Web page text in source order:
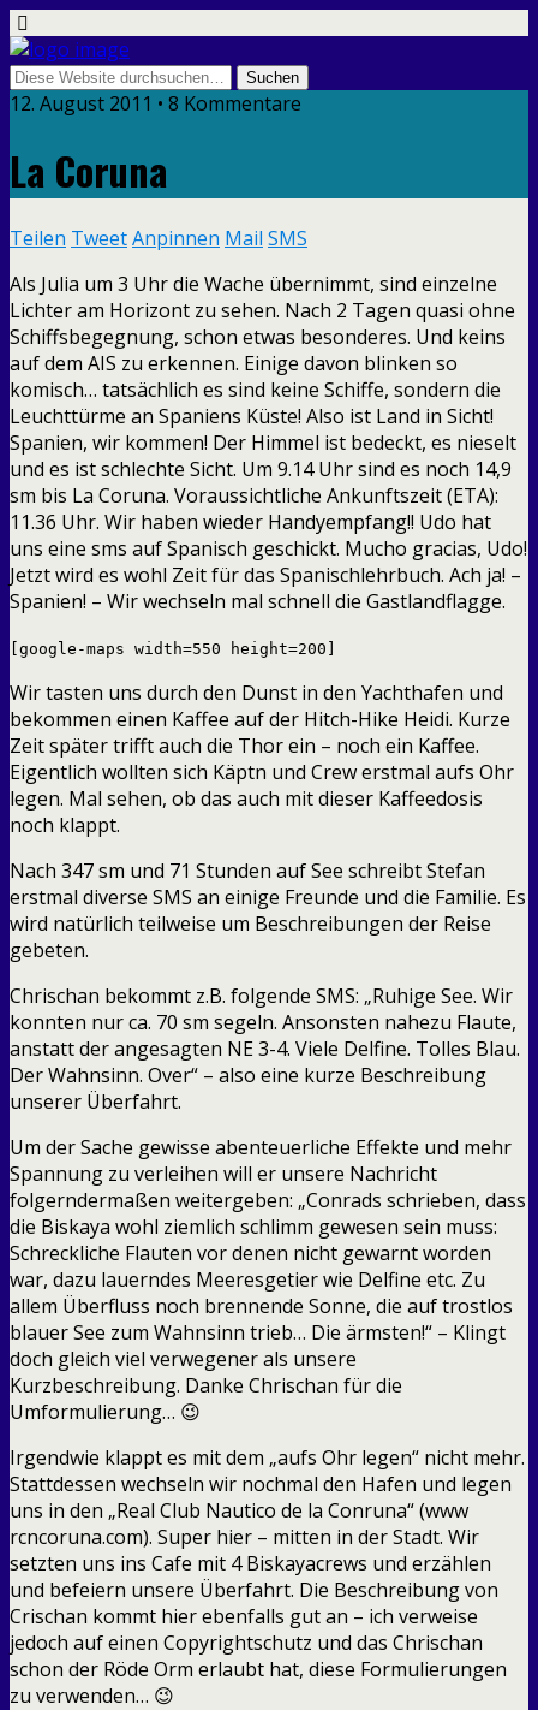
12. August 2011 • 8 Kommentare
La Coruna
Teilen TweetAnpinnen Mail SMS
Als Julia um 3 Uhr die Wache übernimmt, sind einzelne
Lichter am Horizont zu sehen. Nach 2 Tagen quasi ohne
Schiffsbegegnung, schon etwas besonderes. Und keins
auf dem AIS zu erkennen. Einige davon blinken so
komisch… tatsächlich es sind keine Schiffe, sondern die
Leuchttürme an Spaniens Küste! Also ist Land in Sicht!
Spanien, wir kommen! Der Himmel ist bedeckt, es nieselt
und es ist schlechte Sicht. Um 9.14 Uhr sind es noch 14,9
sm bis La Coruna. Voraussichtliche Ankunftszeit (ETA):
11.36 Uhr. Wir haben wieder Handyempfang!! Udo hat
uns eine sms auf Spanisch geschickt. Mucho gracias, Udo!
Jetzt wird es wohl Zeit für das Spanischlehrbuch. Ach ja! –
Spanien! – Wir wechseln mal schnell die Gastlandflagge.
[google-maps width=550 height=200]
Wir tasten uns durch den Dunst in den Yachthafen und
bekommen einen Kaffee auf der Hitch-Hike Heidi. Kurze
Zeit später trifft auch die Thor ein – noch ein Kaffee.
Eigentlich wollten sich Käptn und Crew erstmal aufs Ohr
legen. Mal sehen, ob das auch mit dieser Kaffeedosis
noch klappt.
Nach 347 sm und 71 Stunden auf See schreibt Stefan
erstmal diverse SMS an einige Freunde und die Familie. Es
wird natürlich teilweise um Beschreibungen der Reise
gebeten.
Chrischan bekommt z.B. folgende SMS: „Ruhige See. Wir
konnten nur ca. 70 sm segeln. Ansonsten nahezu Flaute,
anstatt der angesagten NE 3-4. Viele Delfine. Tolles Blau.
Der Wahnsinn. Over“ – also eine kurze Beschreibung
unserer Überfahrt.
Um der Sache gewisse abenteuerliche Effekte und mehr
Spannung zu verleihen will er unsere Nachricht
folgerndermaßen weitergeben: „Conrads schrieben, dass
die Biskaya wohl ziemlich schlimm gewesen sein muss:
Schreckliche Flauten vor denen nicht gewarnt worden
war, dazu lauerndes Meeresgetier wie Delfine etc. Zu
allem Überfluss noch brennende Sonne, die auf trostlos
blauer See zum Wahnsinn trieb… Die ärmsten!“ – Klingt
doch gleich viel verwegener als unsere
Kurzbeschreibung. Danke Chrischan für die
Umformulierung… 😉
Irgendwie klappt es mit dem „aufs Ohr legen“ nicht mehr.
Stattdessen wechseln wir nochmal den Hafen und legen
uns in den „Real Club Nautico de la Conruna“ (www
rcncoruna.com). Super hier – mitten in der Stadt. Wir
setzten uns ins Cafe mit 4 Biskayacrews und erzählen
und befeiern unsere Überfahrt. Die Beschreibung von
Crischan kommt hier ebenfalls gut an – ich verweise
jedoch auf einen Copyrightschutz und das Chrischan
schon der Röde Orm erlaubt hat, diese Formulierungen
zu verwenden… 😉